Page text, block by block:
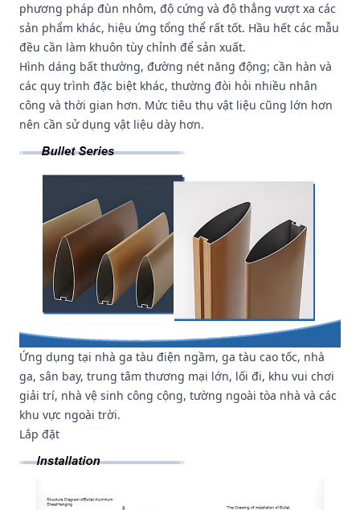
phương pháp đùn nhôm, độ cứng và độ thẳng vượt xa các
sản phẩm khác, hiệu ứng tổng thể rất tốt. Hầu hết các mẫu
đều cần làm khuôn tùy chỉnh để sản xuất.
Hình dáng bất thường, đường nét năng động; cần hàn và
các quy trình đặc biệt khác, thường đòi hỏi nhiều nhân
công và thời gian hơn. Mức tiêu thụ vật liệu cũng lớn hơn
nên cần sử dụng vật liệu dày hơn.
Ứng dụng tại nhà ga tàu điện ngầm, ga tàu cao tốc, nhà
ga, sân bay, trung tâm thương mại lớn, lối đi, khu vui chơi
giải trí, nhà vệ sinh công cộng, tường ngoài tòa nhà và các
khu vực ngoài trời.
Lắp đặt